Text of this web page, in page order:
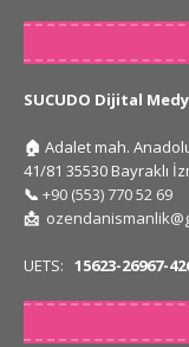
SUCUDO Dijital
🏠 Adalet mah.
41/81 35530 Bayraklı
📞 +90 (553) 770 52 69
📩
UETS: 15623-26967-